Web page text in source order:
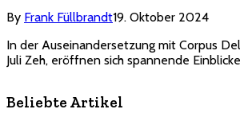
By Frank Füllbrandt19. Oktober 2024
In der Auseinandersetzung mit Corpus
Juli Zeh, eröffnen sich spannende
Beliebte Artikel